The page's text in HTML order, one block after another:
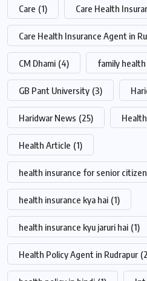
Care (1) Care Health
Care Health Insurance Agent in
CM Dhami (4) family
GB Pant University (3)
Haridwar News (25)
Health Article (1)
health insurance for senior
health insurance kya hai (1)
health insurance kyu jaruri hai (1)
Health Policy Agent in Rudrapur